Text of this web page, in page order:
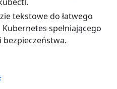
tekstowe do łatwego
spełniającego